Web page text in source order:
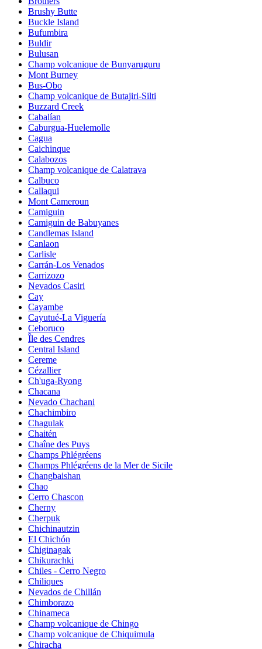
Brushy Butte
Buckle Island
Bufumbira
Buldir
Bulusan
Champ volcanique de Bunyaruguru
Mont Burney
Bus-Obo
Champ volcanique de Butajiri-Silti
Buzzard Creek
Cabalían
Caburgua-Huelemolle
Cagua
Caichinque
Calabozos
Champ volcanique de Calatrava
Calbuco
Callaqui
Mont Cameroun
Camiguin
Camiguin de Babuyanes
Candlemas Island
Canlaon
Carlisle
Carrán-Los Venados
Carrizozo
Nevados Casiri
Cay
Cayambe
Cayutué-La Viguería
Ceboruco
Île des Cendres
Central Island
Cereme
Cézallier
Ch'uga-Ryong
Chacana
Nevado Chachani
Chachimbiro
Chagulak
Chaitén
Chaîne des Puys
Champs Phlégréens
Champs Phlégréens de la Mer de Sicile
Changbaishan
Chao
Cerro Chascon
Cherny
Cherpuk
Chichinautzin
El Chichón
Chiginagak
Chikurachki
Chiles - Cerro Negro
Chiliques
Nevados de Chillán
Chimborazo
Chinameca
Champ volcanique de Chingo
Champ volcanique de Chiquimula
Chiracha